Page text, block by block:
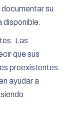
su
disponible.
Las
que sus
preexistentes.
ayudar a